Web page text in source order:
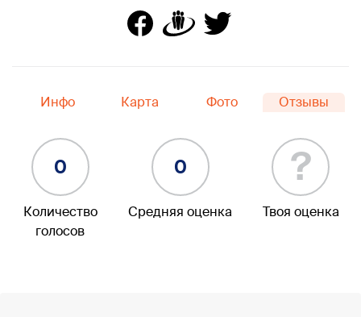
Инфо Карта Фото Отзывы
0
Количество
голосов
0
Средняя оценка
?
Твоя оценка